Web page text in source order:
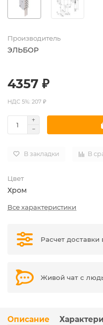
Производитель
ЭЛЬБОР
4357 ₽
НДС 5%: 207 ₽
В закладки В
Цвет
Хром
Все характеристики
Расчет доставки
Живой чат с
Описание